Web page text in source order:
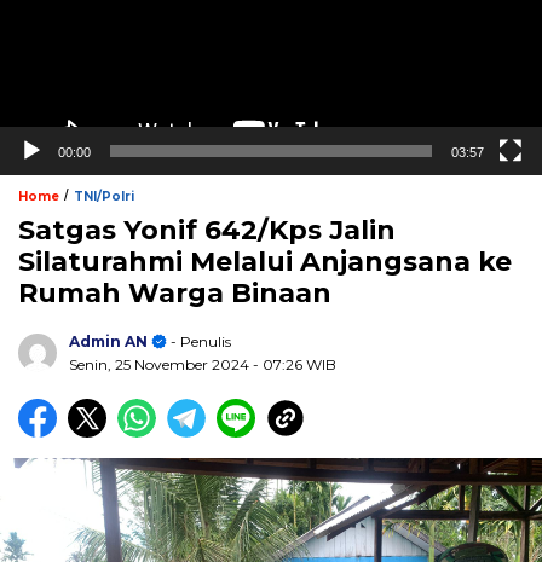
00:00 03:57
Home / TNI/Polri
Satgas Yonif 642/Kps Jalin
Silaturahmi Melalui Anjangsana ke
Rumah Warga Binaan
Admin AN
- Penulis
Senin, 25 November 2024 - 07:26 WIB